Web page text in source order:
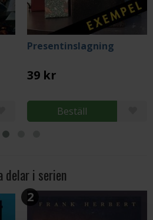
Presentinslagning
39 kr
Beställ
delar i serien
2